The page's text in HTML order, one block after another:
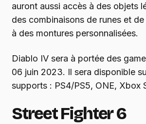
auront aussi accès à des objets
des combinaisons de runes et
à des montures personnalisées.
Diablo IV sera à portée des
06 juin 2023. Il sera disponible
supports : PS4/PS5, ONE, Xbox
Street Fighter 6